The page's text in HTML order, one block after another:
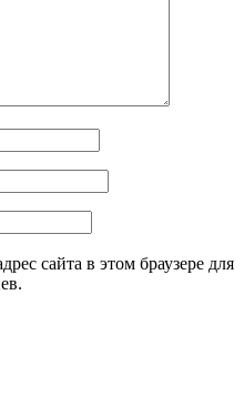
сайта в этом браузере для